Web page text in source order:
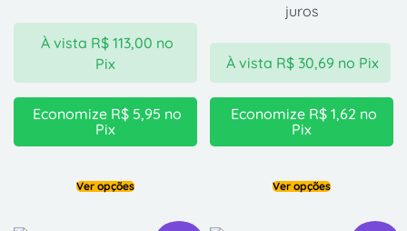
À vista R$ 113,00 no
Pix
Economize R$ 5,95 no
Pix
Ver opções
juros
À vista R$30,69 no Pix
Economize R$1,62 no
Pix
Ver opções